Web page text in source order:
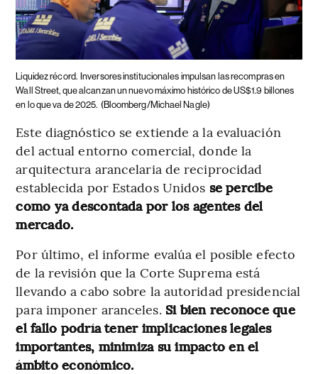
Liquidez récord. Inversores institucionales impulsan las recompras en
Wall Street, que alcanzan un nuevo máximo histórico de US$1.9 billones
en lo que va de 2025. (Bloomberg/Michael Nagle)
Este diagnóstico se extiende a la evaluación
del actual entorno comercial, donde la
arquitectura arancelaria de reciprocidad
establecida por Estados Unidos se percibe
como ya descontada por los agentes del
mercado.
Por último, el informe evalúa el posible efecto
de la revisión que la Corte Suprema está
llevando a cabo sobre la autoridad presidencial
para imponer aranceles.Si bien reconoce que
el fallo podría tener implicaciones legales
importantes, minimiza su impacto en el
ámbito económico.